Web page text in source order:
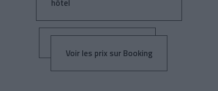
hôtel
Voir les prix sur Booking